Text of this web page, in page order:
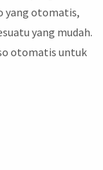
yang otomatis,
yang mudah.
otomatis untuk